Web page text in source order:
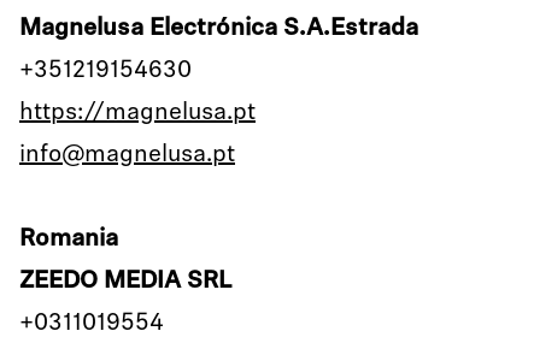
Magnelusa Electrónica S.A.Estrada
+351219154630
https://magnelusa.pt
info@magnelusa.pt
Romania
ZEEDO MEDIA SRL
+0311019554